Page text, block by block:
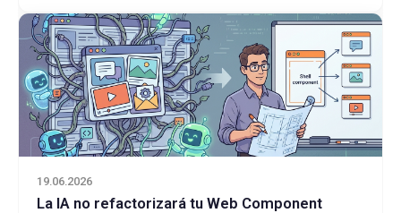
19.06.2026
La IA no refactorizará tu Web Component